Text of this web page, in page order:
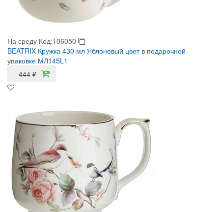
На среду Код:106050
BEATRIX Кружка 430 мл Яблоневый цвет в подарочной
упаковке МЛ145L1
444 ₽